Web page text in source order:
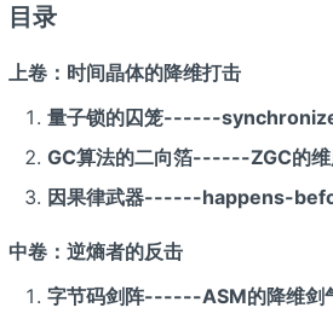
目录
上卷：时间晶体的降维打击
量子锁的囚笼------
GC算法的二向箔------ZGC的维
因果律武器------happens-
中卷：逆熵者的反击
字节码剑阵------ASM的降维剑